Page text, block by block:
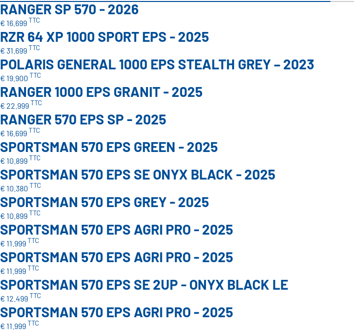
RANGER SP 570 - 2026
€ 16.699TTC
RZR 64 XP 1000 SPORT EPS - 2025
€ 31.699TTC
POLARIS GENERAL 1000 EPS STEALTH GREY – 2023
€ 19.900 TTC
RANGER 1000 EPS GRANIT - 2025
€ 22.999TTC
RANGER 570 EPS SP - 2025
€ 16.699TTC
SPORTSMAN 570 EPS GREEN - 2025
€ 10.899TTC
SPORTSMAN 570 EPS SE ONYX BLACK - 2025
€ 10.380 TTC
SPORTSMAN 570 EPS GREY - 2025
€ 10.899TTC
SPORTSMAN 570 EPS AGRI PRO - 2025
€ 11.999TTC
SPORTSMAN 570 EPS AGRI PRO - 2025
€ 11.999TTC
SPORTSMAN 570 EPS SE 2UP - ONYX BLACK LE
€ 12.499TTC
SPORTSMAN 570 EPS AGRI PRO - 2025
€ 11.999TTC